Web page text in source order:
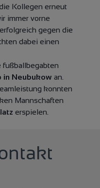
Kollegen erneut
immer vorne
gegen die
dabei einen
fußballbegabten
in Neubukow an.
konnten
Mannschaften
erspielen.